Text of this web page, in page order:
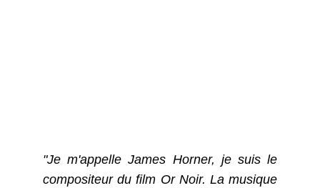
"Je m'appelle James Horner, je suis le
compositeur du film Or Noir. La musique